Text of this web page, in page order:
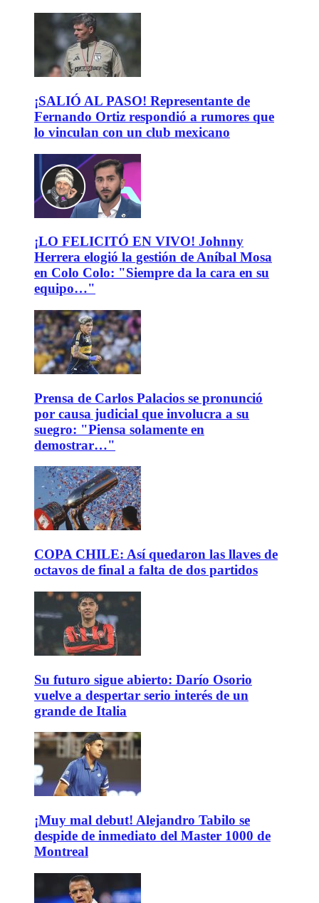
¡SALIÓ AL PASO! Representante de
Fernando Ortiz respondió a rumores que
lo vinculan con un club mexicano
¡LO FELICITÓ EN VIVO! Johnny
Herrera elogió la gestión de Aníbal Mosa
en Colo Colo: "Siempre da la cara en su
equipo…"
Prensa de Carlos Palacios se pronunció
por causa judicial que involucra a su
suegro: "Piensa solamente en
demostrar…"
COPA CHILE: Así quedaron las llaves de
octavos de final a falta de dos partidos
Su futuro sigue abierto: Darío Osorio
vuelve a despertar serio interés de un
grande de Italia
¡Muy mal debut! Alejandro Tabilo se
despide de inmediato del Master 1000 de
Montreal